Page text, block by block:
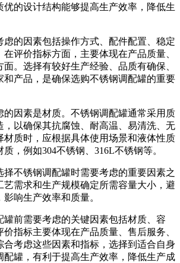
优的设计结构能够提高生产效率，降低生
虑的因素包括操作方式、配件配置、稳定
评价指标方面，主要体现在产品质量、
。选择有较好生产经验、品质有确保、
和产品，是确保选购不锈钢调配罐的重要
的因素是材质。不锈钢调配罐通常采用质
，以确保其抗腐蚀、耐高温、易清洗、无
材质时，应根据具体使用场景和液体性质
，例如304不锈钢、316L不锈钢等。
择不锈钢调配罐时需要考虑的重要因素之
艺需求和生产规模确定所需容量大小，避
响生产效率和质量。
罐前需要考虑的关键因素包括材质、容
指标主要体现在产品质量、售后服务、
合考虑这些因素和指标，选择到适合自身
配罐，有利于提高生产效率，降低生产成